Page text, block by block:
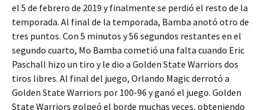
el 5 de febrero de 2019 y finalmente se perdió el resto de la
temporada. Al final de la temporada, Bamba anotó otro de
tres puntos. Con 5 minutos y 56 segundos restantes en el
segundo cuarto, Mo Bamba cometió una falta cuando Eric
Paschall hizo un tiro y le dio a Golden State Warriors dos
tiros libres. Al final del juego, Orlando Magic derrotó a
Golden State Warriors por 100-96 y ganó el juego. Golden
State Warriors golpeó el borde muchas veces, obteniendo